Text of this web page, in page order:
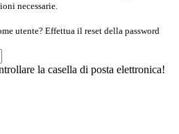
necessarie.
utente? Effettua il reset della password
la casella di posta elettronica!